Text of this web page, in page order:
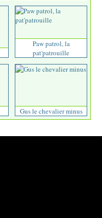
Paw patrol, la
pat'patrouille
Gus le chevalier minus